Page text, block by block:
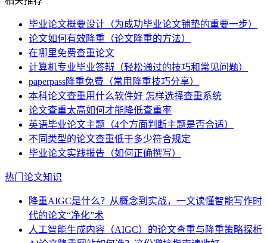
毕业论文概要设计（为成功毕业论文铺垫的重要一步）
论文如何有效降重（论文降重的方法）
在哪里免费查重论文
计算机专业毕业答辩（轻松通过的技巧和常见问题）
paperpass降重免费（常用降重技巧分享）
本科论文查重用什么软件好 怎样选择查重系统
论文查重太高如何才能降低查重率
英语毕业论文主题（4个方面判断主题是否合适）
不同类型的论文查重低于多少符合规定
毕业论文实践报告（如何正确撰写）
热门论文知识
降重AIGC是什么？从概念到实战，一文读懂智能写作时
代的论文“净化”术
人工智能生成内容（AIGC）的论文查重与降重策略探析